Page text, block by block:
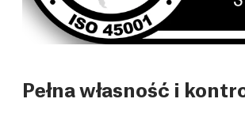
Pełna własność i